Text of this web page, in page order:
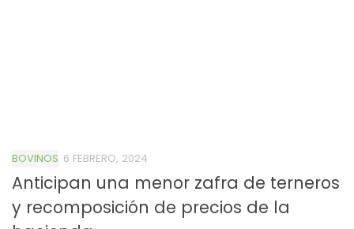
BOVINOS 6 FEBRERO, 2024
Anticipan una menor zafra de terneros
y recomposición de precios de la